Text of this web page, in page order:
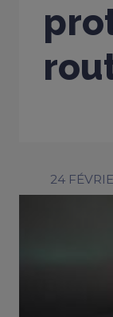
24